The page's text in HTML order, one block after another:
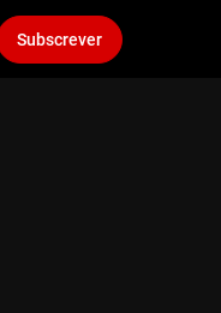
Subscrever